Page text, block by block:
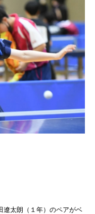
遼太朗（１年）のペアがベ